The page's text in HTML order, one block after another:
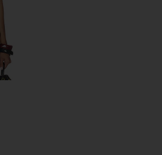
ョールカラーフェイクファーコート